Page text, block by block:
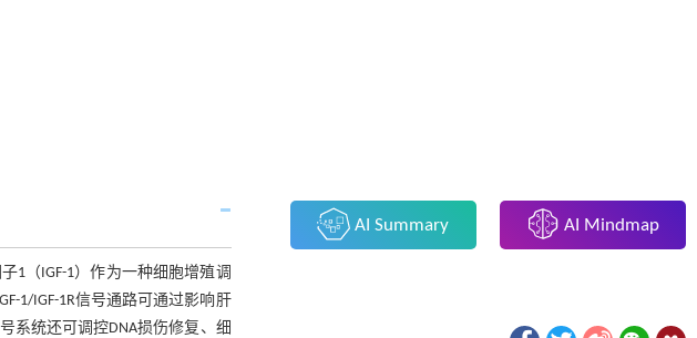
1（IGF-1）作为一种细胞增殖调
1/IGF-1R信号通路可通过影响肝
系统还可调控DNA损伤修复、细
AI Summary AI Mindmap